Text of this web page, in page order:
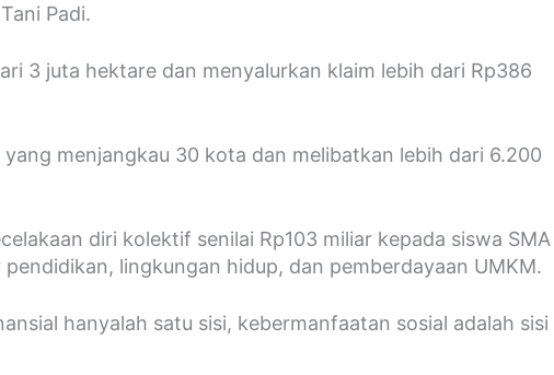
Padi.
3 juta hektare dan menyalurkan klaim lebih dari Rp386
menjangkau 30 kota dan melibatkan lebih dari 6.200
diri kolektif senilai Rp103 miliar kepada siswa SMA
lingkungan hidup, dan pemberdayaan UMKM.
hanyalah satu sisi, kebermanfaatan sosial adalah sisi